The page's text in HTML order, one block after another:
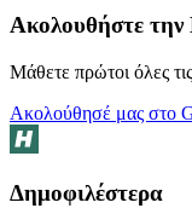
Ακολουθήστε την
Μάθετε πρώτοι όλες
Ακολούθησέ μας στο
Δημοφιλέστερα